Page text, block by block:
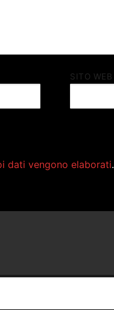
SITO WEB
dati vengono elaborati.